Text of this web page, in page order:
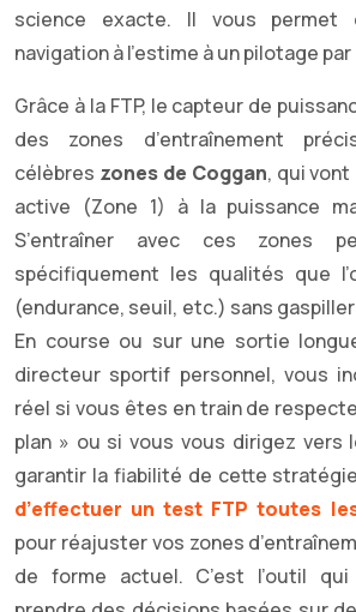
science exacte. Il vous permet
navigation à l’estime à un pilotage
Grâce à la FTP, le capteur de
des zones d’entraînement
célèbres zones de Coggan, qui
active (Zone 1) à la puissance
S’entraîner avec ces zones
spécifiquement les qualités que
(endurance, seuil, etc.) sans
En course ou sur une sortie
directeur sportif personnel, vous
réel si vous êtes en train de
plan » ou si vous vous dirigez vers
garantir la fiabilité de cette
d’effectuer un test FTP toutes
pour réajuster vos zones
de forme actuel. C’est l’outil